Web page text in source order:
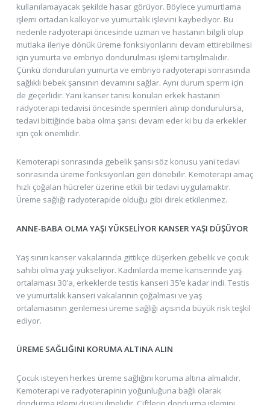
kullanılamayacak şekilde hasar görüyor. Böylece yumurtlama
işlemi ortadan kalkıyor ve yumurtalık işlevini kaybediyor. Bu
nedenle radyoterapi öncesinde uzman ve hastanın bilgili olup
mutlaka ileriye dönük üreme fonksiyonlarını devam ettirebilmesi
için yumurta ve embriyo dondurulması işlemi tartışılmalıdır.
Çünkü dondurulan yumurta ve embriyo radyoterapi sonrasında
sağlıklı bebek şansının devamını sağlar. Aynı durum sperm için
de geçerlidir. Yani kanser tanısı konulan erkek hastanın
radyoterapi tedavisi öncesinde spermleri alınıp dondurulursa,
tedavi bittiğinde baba olma şansı devam eder ki bu da erkekler
için çok önemlidir.
Kemoterapi sonrasında gebelik şansı söz konusu yani tedavi
sonrasında üreme fonksiyonları geri dönebilir. Kemoterapi amaç
hızlı çoğalan hücreler üzerine etkili bir tedavi uygulamaktır.
Üreme sağlığı radyoterapide olduğu gibi direk etkilenmez.
ANNE-BABA OLMA YAŞI YÜKSELİYOR KANSER YAŞI DÜŞÜYOR
Yaş sınırı kanser vakalarında gittikçe düşerken gebelik ve çocuk
sahibi olma yaşı yükseliyor. Kadınlarda meme kanserinde yaş
ortalaması 30’a, erkeklerde testis kanseri 35’e kadar indi. Testis
ve yumurtalık kanseri vakalarının çoğalması ve yaş
ortalamasının gerilemesi üreme sağlığı açısında büyük risk teşkil
ediyor.
ÜREME SAĞLIĞINI KORUMA ALTINA ALIN
Çocuk isteyen herkes üreme sağlığını koruma altına almalıdır.
Kemoterapi ve radyoterapinin yoğunluğuna bağlı olarak